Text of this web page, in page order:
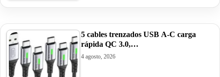
5 cables trenzados USB A-C carga
rápida QC 3.0,…
4 agosto, 2026